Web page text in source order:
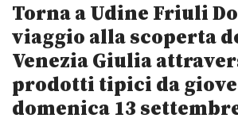
Torna a Udine Friuli
viaggio alla scoperta
Venezia Giulia
prodotti tipici da
domenica 13